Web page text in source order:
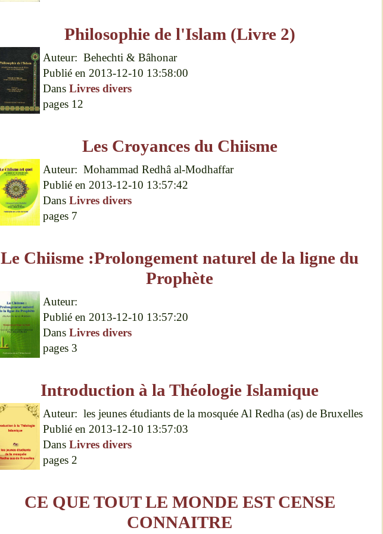
Philosophie de l'Islam (Livre 2)
Auteur: Behechti & Bâhonar
Publié en 2013-12-10 13:58:00
Dans Livres divers
pages 12
Les Croyances du Chiisme
Auteur: Mohammad Redhâ al-Modhaffar
Publié en 2013-12-10 13:57:42
Dans Livres divers
pages 7
Le Chiisme :Prolongement naturel de la ligne du
Prophète
Auteur:
Publié en 2013-12-10 13:57:20
Dans Livres divers
pages 3
Introduction à la Théologie Islamique
Auteur: les jeunes étudiants de la mosquée Al Redha (as) de Bruxelles
Publié en 2013-12-10 13:57:03
Dans Livres divers
pages 2
CE QUE TOUT LE MONDE EST CENSE
CONNAITRE